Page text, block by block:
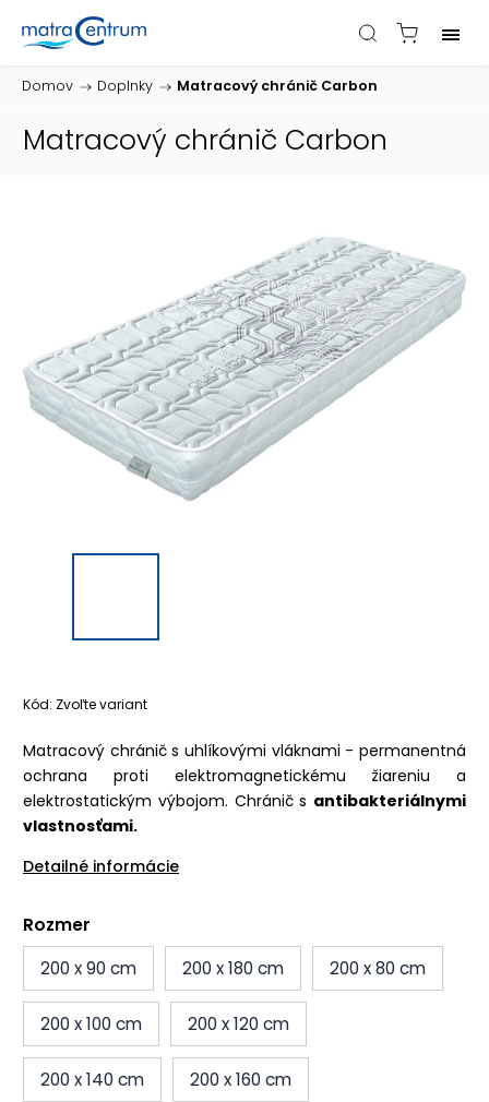
Domov / Doplnky / Matracový chránič Carbon
Matracový chránič Carbon
Kód: Zvoľte variant
Matracový chránič s uhlíkovými vláknami - permanentná
ochrana proti elektromagnetickému žiareniu a
elektrostatickým výbojom. Chránič s antibakteriálnymi
vlastnosťami.
Detailné informácie
Rozmer
200 x 90 cm
200 x 180 cm 200 x 80 cm
200 x 100 cm 200 x 120 cm
200 x 140 cm 200 x 160 cm